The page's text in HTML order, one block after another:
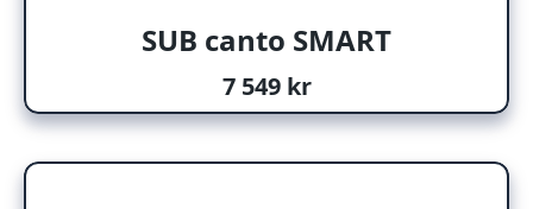
SUB canto SMART
7 549 kr